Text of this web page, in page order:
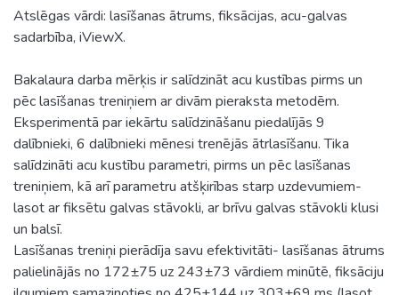
Atslēgas vārdi: lasīšanas ātrums, fiksācijas, acu-galvas
sadarbība, iViewX.
Bakalaura darba mērķis ir salīdzināt acu kustības pirms un
pēc lasīšanas treniņiem ar divām pieraksta metodēm.
Eksperimentā par iekārtu salīdzināšanu piedalījās 9
dalībnieki, 6 dalībnieki mēnesi trenējās ātrlasīšanu. Tika
salīdzināti acu kustību parametri, pirms un pēc lasīšanas
treniņiem, kā arī parametru atšķirības starp uzdevumiem-
lasot ar fiksētu galvas stāvokli, ar brīvu galvas stāvokli klusi
un balsī.
Lasīšanas treniņi pierādīja savu efektivitāti- lasīšanas ātrums
palielinājās no 172±75 uz 243±73 vārdiem minūtē, fiksāciju